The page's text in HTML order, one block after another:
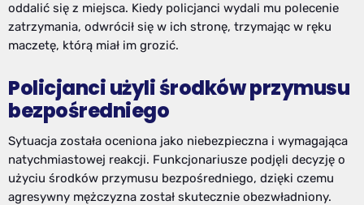
oddalić się z miejsca. Kiedy policjanci wydali mu polecenie
zatrzymania, odwrócił się w ich stronę, trzymając w ręku
maczetę, którą miał im grozić.
Policjanci użyli środków przymusu
bezpośredniego
Sytuacja została oceniona jako niebezpieczna i wymagająca
natychmiastowej reakcji. Funkcjonariusze podjęli decyzję o
użyciu środków przymusu bezpośredniego, dzięki czemu
agresywny mężczyzna został skutecznie obezwładniony.